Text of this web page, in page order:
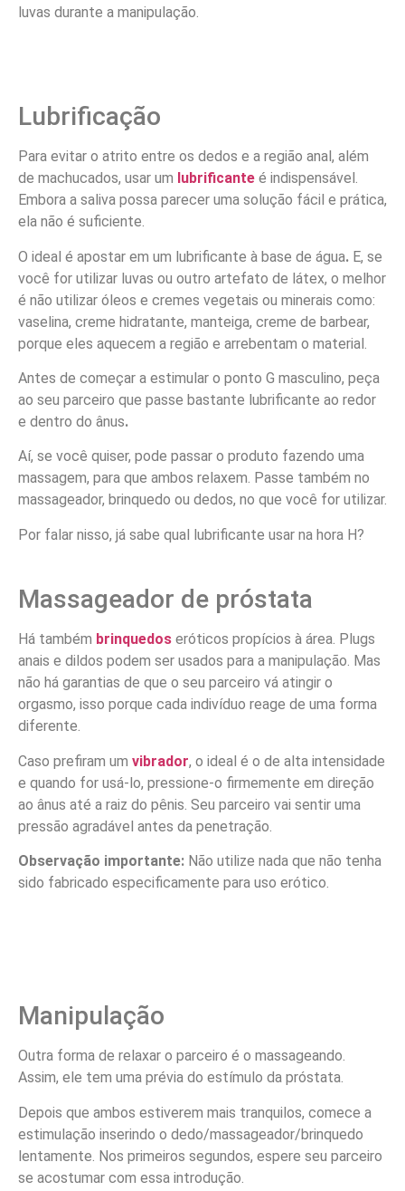
luvas durante a manipulação.
Lubrificação
Para evitar o atrito entre os dedos e a região anal, além
de machucados, usar um lubrificante é indispensável.
Embora a saliva possa parecer uma solução fácil e prática,
ela não é suficiente.
O ideal é apostar em um lubrificante à base de água. E, se
você for utilizar luvas ou outro artefato de látex, o melhor
é não utilizar óleos e cremes vegetais ou minerais como:
vaselina, creme hidratante, manteiga, creme de barbear,
porque eles aquecem a região e arrebentam o material.
Antes de começar a estimular o ponto G masculino, peça
ao seu parceiro que passe bastante lubrificante ao redor
e dentro do ânus.
Aí, se você quiser, pode passar o produto fazendo uma
massagem, para que ambos relaxem. Passe também no
massageador, brinquedo ou dedos, no que você for utilizar.
Por falar nisso, já sabe qual lubrificante usar na hora H?
Massageador de próstata
Há também brinquedos eróticos propícios à área. Plugs
anais e dildos podem ser usados para a manipulação. Mas
não há garantias de que o seu parceiro vá atingir o
orgasmo, isso porque cada indivíduo reage de uma forma
diferente.
Caso prefiram um vibrador, o ideal é o de alta intensidade
e quando for usá-lo, pressione-o firmemente em direção
ao ânus até a raiz do pênis. Seu parceiro vai sentir uma
pressão agradável antes da penetração.
Observação importante: Não utilize nada que não tenha
sido fabricado especificamente para uso erótico.
Manipulação
Outra forma de relaxar o parceiro é o massageando.
Assim, ele tem uma prévia do estímulo da próstata.
Depois que ambos estiverem mais tranquilos, comece a
estimulação inserindo o dedo/massageador/brinquedo
lentamente. Nos primeiros segundos, espere seu parceiro
se acostumar com essa introdução.